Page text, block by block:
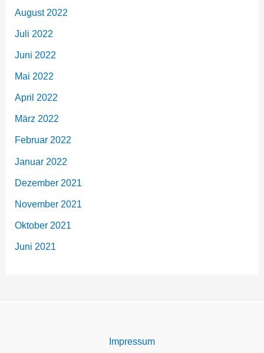
August 2022
Juli 2022
Juni 2022
Mai 2022
April 2022
März 2022
Februar 2022
Januar 2022
Dezember 2021
November 2021
Oktober 2021
Juni 2021
Impressum